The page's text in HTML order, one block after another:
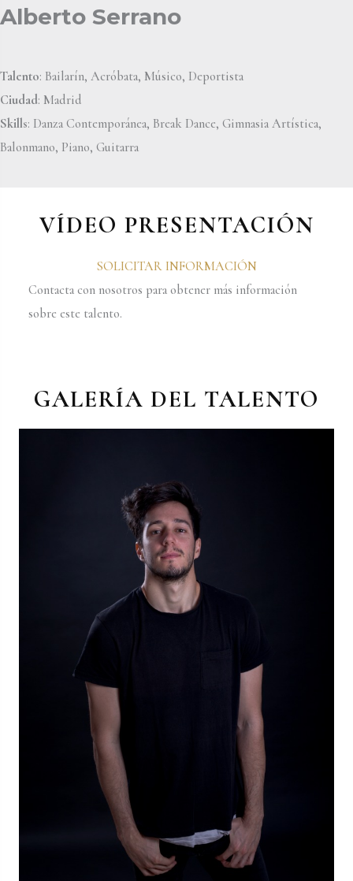
Alberto Serrano
Talento: Bailarín, Acróbata, Músico, Deportista
Ciudad: Madrid
Skills: Danza Contemporánea, Break Dance, Gimnasia Artística,
Balonmano, Piano, Guitarra
VÍDEO PRESENTACIÓN
SOLICITAR INFORMACIÓN
Contacta con nosotros para obtener más información
sobre este talento.
GALERÍA DEL TALENTO